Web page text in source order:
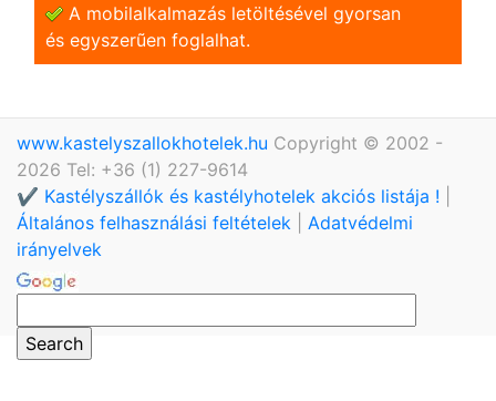
A mobilalkalmazás letöltésével gyorsan
és egyszerũen foglalhat.
www.kastelyszallokhotelek.hu Copyright © 2002 -
2026 Tel: +36 (1) 227-9614
✔️ Kastélyszállók és kastélyhotelek akciós listája !
Általános felhasználási feltételek
Adatvédelmi
irányelvek